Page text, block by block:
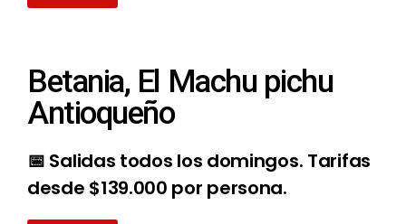
Betania, El Machu pichu
Antioqueño
📅 Salidas todos los domingos. Tarifas
desde $139.000 por persona.